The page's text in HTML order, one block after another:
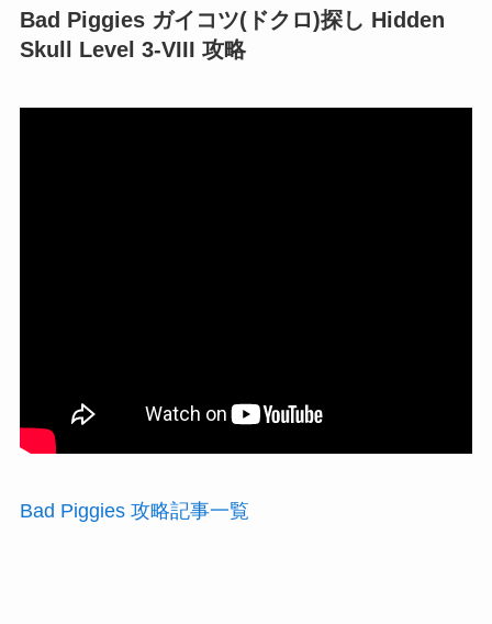
Bad Piggies ガイコツ(ドクロ)探し Hidden
Skull Level 3-VIII 攻略
Bad Piggies 攻略記事一覧